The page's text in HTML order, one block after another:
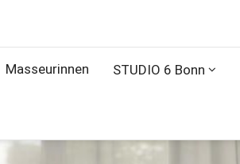
Masseurinnen STUDIO 6 Bonn